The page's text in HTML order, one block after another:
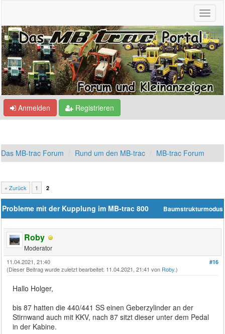
Anmelden Registrieren
Das MB-trac Forum Rund um den MB-trac MB-trac Forum
« Zurück 1 2
Baumstrukturmodus
Probleme mit der Kupplung im MB-trac 800
Roby
Moderator
#16
11.04.2021, 21:40
(Dieser Beitrag wurde zuletzt bearbeitet: 11.04.2021, 21:41 von Roby.)
Hallo Holger,
bis 87 hatten die 440/441 SS einen Geberzylinder an der
Stirnwand auch mit KKV, nach 87 sitzt dieser unter dem Pedal
in der Kabine.